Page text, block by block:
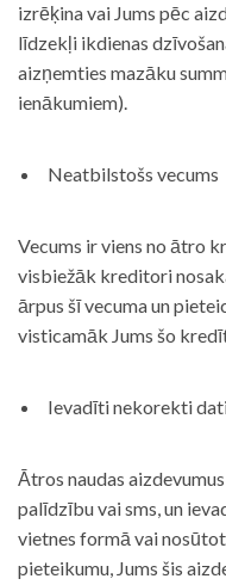
izrēķina vai Jums pēc
līdzekļi ikdienas
aizņemties mazāku
ienākumiem).
Neatbilstošs vecums
Vecums ir viens no ātro
visbiežāk kreditori
ārpus šī vecuma un
visticamāk Jums šo
Ievadīti nekorekti
Ātros naudas
palīdzību vai sms, un
vietnes formā vai
pieteikumu, Jums šis